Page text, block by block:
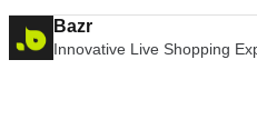
Bazr
Innovative Live Shopping